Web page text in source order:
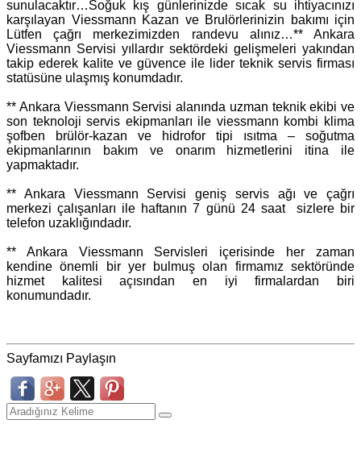
sunulacaktır…Soğuk kış günlerinizde sıcak su ihtiyacınızı
karşılayan Viessmann Kazan ve Brulörlerinizin bakımı için
Lütfen çağrı merkezimizden randevu alınız…** Ankara
Viessmann Servisi yıllardır sektördeki gelişmeleri yakından
takip ederek kalite ve güvence ile lider teknik servis firması
statüsüne ulaşmış konumdadır.
** Ankara Viessmann Servisi alanında uzman teknik ekibi ve
son teknoloji servis ekipmanları ile viessmann kombi klima
şofben brülör-kazan ve hidrofor tipi ısıtma – soğutma
ekipmanlarının bakım ve onarım hizmetlerini itina ile
yapmaktadır.
** Ankara Viessmann Servisi geniş servis ağı ve çağrı
merkezi çalışanları ile haftanın 7 günü 24 saat sizlere bir
telefon uzaklığındadır.
** Ankara Viessmann Servisleri içerisinde her zaman
kendine önemli bir yer bulmuş olan firmamız sektöründe
hizmet kalitesi açısından en iyi firmalardan biri
konumundadır.
Sayfamızı Paylaşın